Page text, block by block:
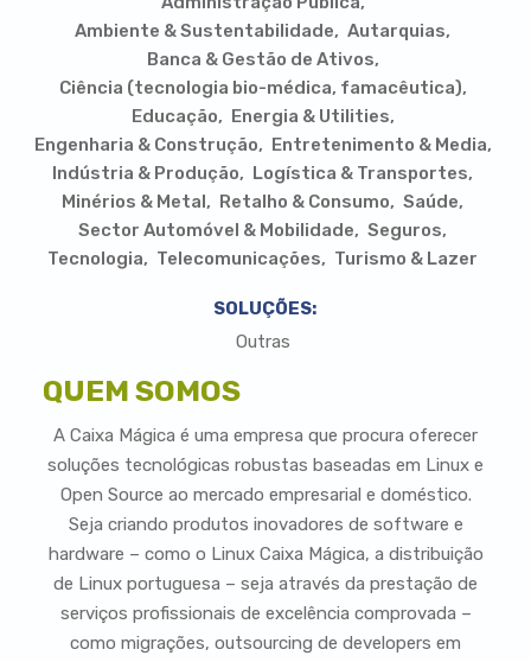
Ambiente & Sustentabilidade
Autarquias
Banca & Gestão de Ativos
Ciência (tecnologia bio-médica, famacêutica)
Educação
Energia & Utilities
Engenharia & Construção
Entretenimento & Media
Indústria & Produção
Logística & Transportes
Minérios & Metal
Retalho & Consumo
Saúde
Sector Automóvel & Mobilidade
Seguros
Tecnologia
Telecomunicações Turismo & Lazer
SOLUÇÕES:
Outras
QUEM SOMOS
A Caixa Mágica é uma empresa que procura oferecer
soluções tecnológicas robustas baseadas em Linux e
Open Source ao mercado empresarial e doméstico.
Seja criando produtos inovadores de software e
hardware – como o Linux Caixa Mágica, a distribuição
de Linux portuguesa – seja através da prestação de
serviços profissionais de excelência comprovada –
como migrações, outsourcing de developers em